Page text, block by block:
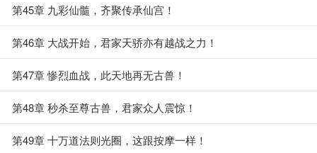
第45章 九彩仙髓，齐聚传承仙宫！
第46章 大战开始，君家天骄亦有越战之力！
第47章 惨烈血战，此天地再无古兽！
第48章 秒杀至尊古兽，君家众人震惊！
第49章 十万道法则光圈，这跟按摩一样！